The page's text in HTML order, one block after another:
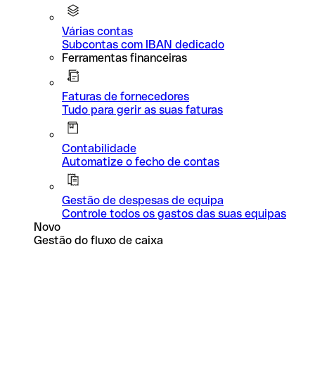
Várias contas
Subcontas com IBAN dedicado
Ferramentas financeiras
Faturas de fornecedores
Tudo para gerir as suas faturas
Contabilidade
Automatize o fecho de contas
Gestão de despesas de equipa
Controle todos os gastos das suas equipas
Novo
Gestão do fluxo de caixa